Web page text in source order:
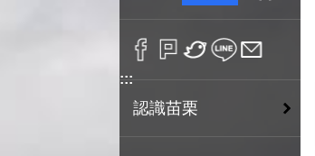
:::
認識苗栗